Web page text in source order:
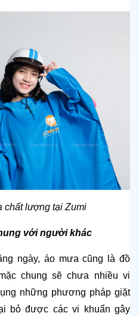
chất lượng tại Zumi
với người khác
ngày, áo mưa cũng là đồ
chung sẽ chưa nhiều vi
những phương pháp giặt
bỏ được các vi khuẩn gây